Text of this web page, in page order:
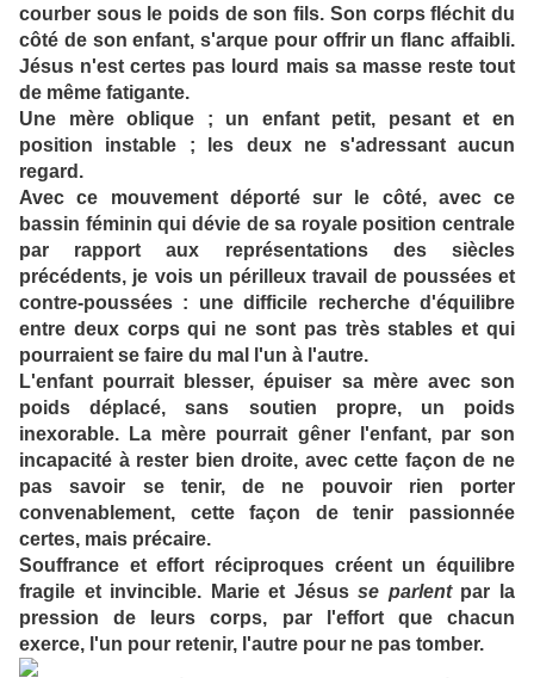
courber sous le poids de son fils. Son corps fléchit du
côté de son enfant, s'arque pour offrir un flanc affaibli.
Jésus n'est certes pas lourd mais sa masse reste tout
de même fatigante.
Une mère oblique ; un enfant petit, pesant et en
position instable ; les deux ne s'adressant aucun
regard.
Avec ce mouvement déporté sur le côté, avec ce
bassin féminin qui dévie de sa royale position centrale
par rapport aux représentations des siècles
précédents, je vois un périlleux travail de poussées et
contre-poussées : une difficile recherche d'équilibre
entre deux corps qui ne sont pas très stables et qui
pourraient se faire du mal l'un à l'autre.
L'enfant pourrait blesser, épuiser sa mère avec son
poids déplacé, sans soutien propre, un poids
inexorable. La mère pourrait gêner l'enfant, par son
incapacité à rester bien droite, avec cette façon de ne
pas savoir se tenir, de ne pouvoir rien porter
convenablement, cette façon de tenir passionnée
certes, mais précaire.
Souffrance et effort réciproques créent un équilibre
fragile et invincible. Marie et Jésusse parlentpar la
pression de leurs corps, par l'effort que chacun
exerce, l'un pour retenir, l'autre pour ne pas tomber.